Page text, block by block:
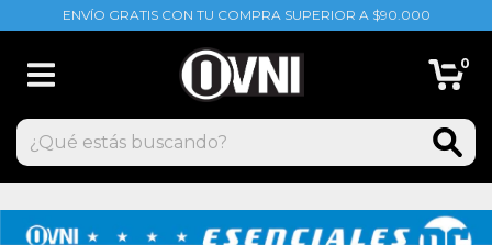
ENVÍO GRATIS CON TU COMPRA SUPERIOR A $90.000
0